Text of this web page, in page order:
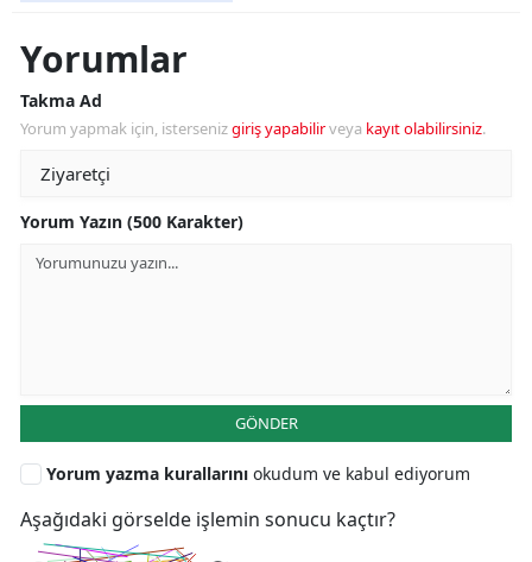
Yorumlar
Takma Ad
Yorum yapmak için, istersenizgiriş yapabilirveya kayıt olabilirsiniz.
Yorum Yazın (500 Karakter)
GÖNDER
Yorum yazma kurallarını okudum ve kabul ediyorum
Aşağıdaki görselde işlemin sonucu kaçtır?